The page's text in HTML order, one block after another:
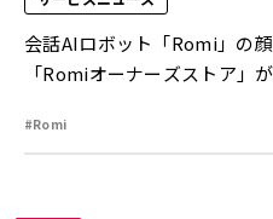
会話AIロボット「Romi」の
「Romiオーナーズストア」
#Romi